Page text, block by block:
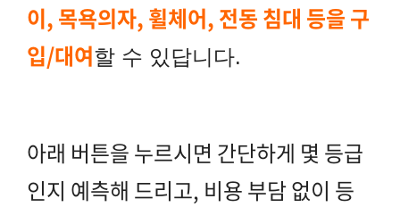
이, 목욕의자, 휠체어, 전동 침대 등을 구
입/대여할 수 있답니다.
아래 버튼을 누르시면 간단하게 몇 등급
인지 예측해 드리고, 비용 부담 없이 등